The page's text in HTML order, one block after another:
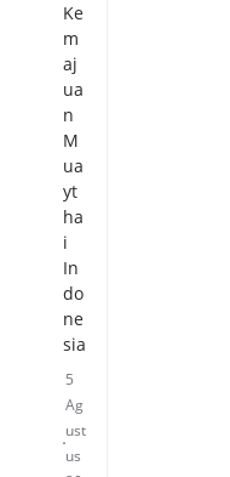
Ke
m
aj
ua
n
M
ua
yt
ha
i
In
do
ne
sia
5
Ag
ust
us